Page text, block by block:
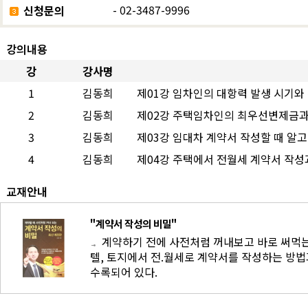
신청문의
- 02-3487-9996
강의내용
강
강사명
1
김동희
제01강 임차인의 대항력 발생 시기
2
김동희
제02강 주택임차인의 최우선변제금
3
김동희
제03강 임대차 계약서 작성할 때 알
4
김동희
제04강 주택에서 전월세 계약서 작
교재안내
"계약서 작성의 비밀"
계약하기 전에 사전처럼 꺼내보고 바로 써
텔, 토지에서 전.월세로 계약서를 작성하는 방
수록되어 있다.